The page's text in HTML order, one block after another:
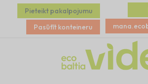
Pieteikt pakalpojumu
Pasūtīt konteineru